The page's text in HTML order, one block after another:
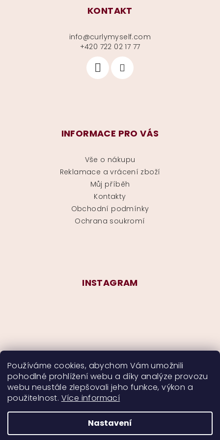
Používáme cookies, abychom Vám umožnili
pohodlné prohlížení webu a díky analýze provozu
webu neustále zlepšovali jeho funkce, výkon a
použitelnost. Více informací
Nastavení
KONTAKT
info@curlymyself.com
+420 722 02 17 77
INFORMACE PRO VÁS
Vše o nákupu
Reklamace a vrácení zboží
Můj příběh
Kontakty
Obchodní podmínky
Ochrana soukromí
INSTAGRAM
Sledovat na Instagramu